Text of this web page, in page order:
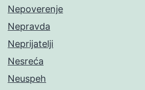
Nepoverenje
Nepravda
Neprijatelji
Nesreća
Neuspeh